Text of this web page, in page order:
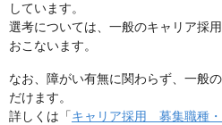
しています。
選考については、一般のキャリア採
おこないます。
なお、障がい有無に関わらず、一般
だけます。
詳しくは「キャリア採用 募集職種